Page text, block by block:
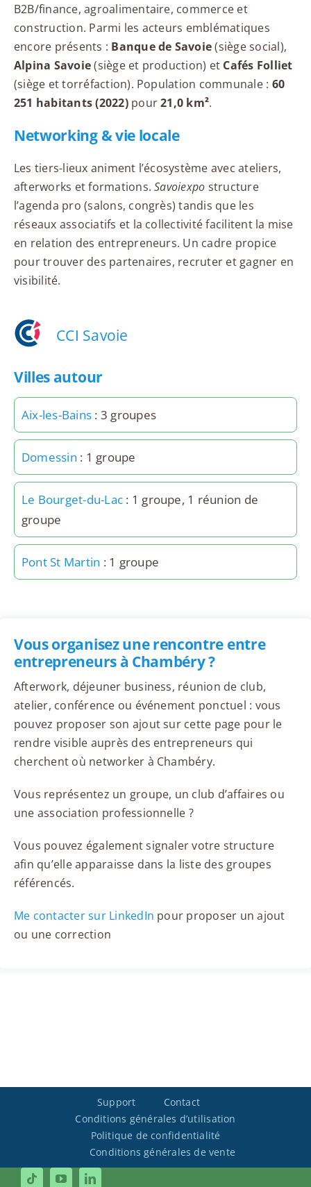
B2B/finance, agroalimentaire, commerce et
construction. Parmi les acteurs emblématiques
encore présents : Banque de Savoie(siège social),
Alpina Savoie(siège et production) et Cafés Folliet
(siège et torréfaction). Population communale : 60
251 habitants (2022)pour21,0 km².
Networking & vie locale
Les tiers-lieux animent l’écosystème avec ateliers,
afterworks et formations.Savoiexpo structure
l’agenda pro (salons, congrès) tandis que les
réseaux associatifs et la collectivité facilitent la mise
en relation des entrepreneurs. Un cadre propice
pour trouver des partenaires, recruter et gagner en
visibilité.
CCI Savoie
Villes autour
Aix-les-Bains : 3 groupes
Domessin : 1 groupe
Le Bourget-du-Lac : 1 groupe, 1 réunion de
groupe
Pont St Martin : 1 groupe
Vous organisez une rencontre entre
entrepreneurs à Chambéry ?
Afterwork, déjeuner business, réunion de club,
atelier, conférence ou événement ponctuel : vous
pouvez proposer son ajout sur cette page pour le
rendre visible auprès des entrepreneurs qui
cherchent où networker à Chambéry.
Vous représentez un groupe, un club d’affaires ou
une association professionnelle ?
Vous pouvez également signaler votre structure
afin qu’elle apparaisse dans la liste des groupes
référencés.
Me contacter sur LinkedIn pour proposer un ajout
ou une correction
Support
Contact
Conditions générales d’utilisation
Politique de confidentialité
Conditions générales de vente